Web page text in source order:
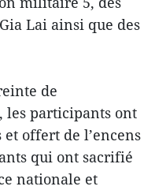
Lai ainsi que des
de
les participants ont
et offert de l’encens
qui ont sacrifié
nationale et